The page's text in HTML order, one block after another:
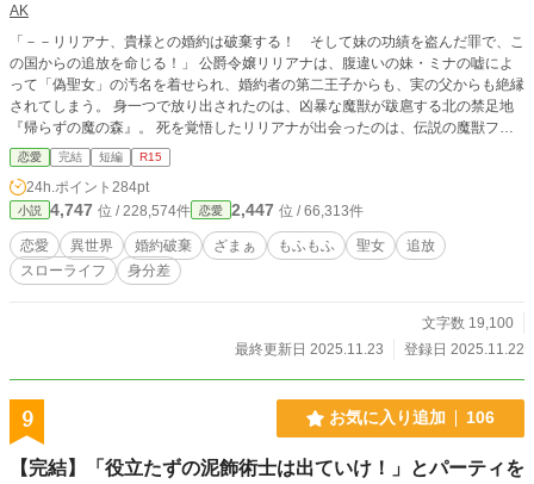
AK
「－－リリアナ、貴様との婚約は破棄する！ そして妹の功績を盗んだ罪で、こ
の国からの追放を命じる！」 公爵令嬢リリアナは、腹違いの妹・ミナの嘘によ
って「偽聖女」の汚名を着せられ、婚約者の第二王子からも、実の父からも絶縁
されてしまう。 身一つで放り出されたのは、凶暴な魔獣が跋扈する北の禁足地
『帰らずの魔の森』。 死を覚悟したリリアナが出会ったのは、伝説の魔獣フェ
ンリル——ではなく、呪いによって巨大な白狼の姿になった隣国の皇帝・アジュ
ラ四世だった！ 人間には効果が薄いが、動物に対しては絶大な癒やし効果を発
揮するリリアナの「聖女の力」。 彼女が何気なく白狼をブラッシングすると、
苦しんでいた皇帝の呪いが解け始め……？ 「余の呪いを解くどころか、極上の
手触りで撫でてくるとは……。貴様、責任を取って余の専属ブラッシング係にな
れ」 こうしてリリアナは、冷徹と恐れられる氷の皇帝（中身はツンデレもふも
ふ）に拾われ、帝国で溺愛されることに。 豪華な離宮で美味しい食事に、最高
揮できず、大地が枯れ、疫病が蔓延し始めていた。 元婚約者や父が慌ててミレ
（皇帝陛下）だけですので」 これは、すべてを奪われた令嬢が、最強のパート
ナーを得て幸せになり、自分を捨てた者たちを見返す逆転の物語。
恋愛 完結 短編 R15
24h.ポイント 284pt
小説 4,747 位 / 228,574件 恋愛 2,447 位 / 66,313件
恋愛 異世界 婚約破棄 ざまぁ もふもふ 聖女
追放
スローライフ
身分差
文字数 19,100
最終更新日 2025.11.23
登録日 2025.11.22
9 お気に入り追加 106
【完結】「役立たずの泥飾術士は出ていけ！」とパーティを